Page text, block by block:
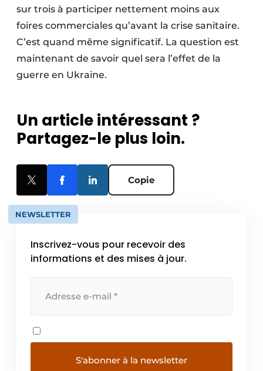
sur trois à participer nettement moins aux
foires commerciales qu’avant la crise sanitaire.
C’est quand même significatif. La question est
maintenant de savoir quel sera l’effet de la
guerre en Ukraine.
Un article intéressant ?
Partagez-le plus loin.
Copie
NEWSLETTER
Inscrivez-vous pour recevoir des
informations et des mises à jour.